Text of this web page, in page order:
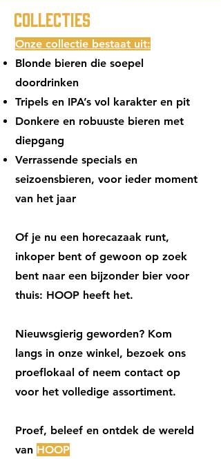
Collecties
Onze collectie bestaat uit:
Blonde bieren die soepel
doordrinken
Tripels en IPA’s vol karakter en pit
Donkere en robuuste bieren met
diepgang
Verrassende specials en
seizoensbieren, voor ieder moment
van het jaar
Of je nu een horecazaak runt,
inkoper bent of gewoon op zoek
bent naar een bijzonder bier voor
thuis: HOOP heeft het.
Nieuwsgierig geworden? Kom
langs in onze winkel, bezoek ons
proeflokaal of neem contact op
voor het volledige assortiment.
Proef, beleef en ontdek de wereld
van HOOP